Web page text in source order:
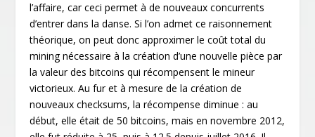
l’affaire, car ceci permet à de nouveaux concurrents
d’entrer dans la danse. Si l’on admet ce raisonnement
théorique, on peut donc approximer le coût total du
mining nécessaire à la création d’une nouvelle pièce par
la valeur des bitcoins qui récompensent le mineur
victorieux. Au fur et à mesure de la création de
nouveaux checksums, la récompense diminue : au
début, elle était de 50 bitcoins, mais en novembre 2012,